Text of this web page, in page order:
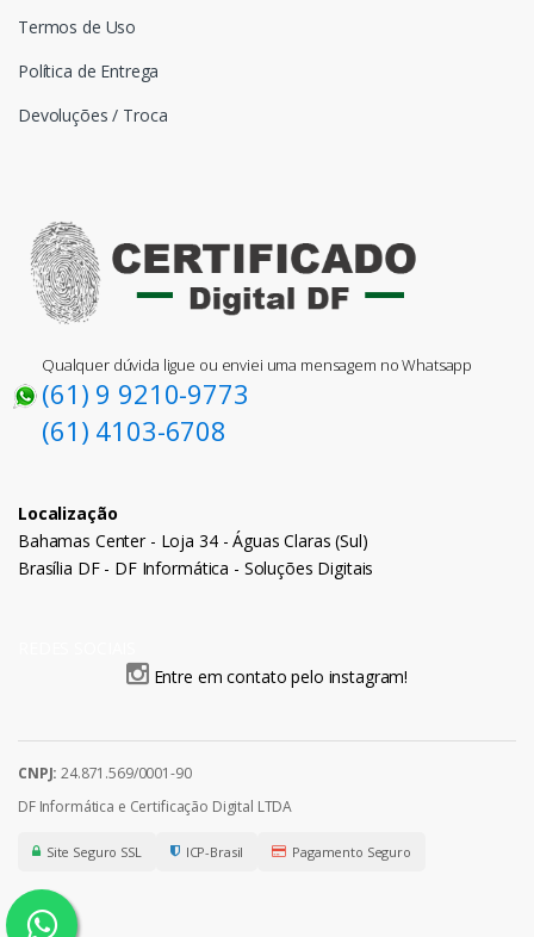
Termos de Uso
Política de Entrega
Devoluções / Troca
Qualquer dúvida ligue ou enviei uma mensagem no Whatsapp
(61) 9 9210-9773
(61) 4103-6708
Localização
Bahamas Center - Loja 34 - Águas Claras (Sul)
Brasília DF - DF Informática - Soluções Digitais
Entre em contato pelo instagram!
CNPJ: 24.871.569/0001-90
DF Informática e Certificação Digital LTDA
Site Seguro SSL ICP-Brasil Pagamento Seguro